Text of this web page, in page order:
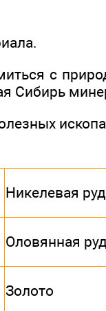
с
Сибирь
Никелевая
Оловянная
Золото